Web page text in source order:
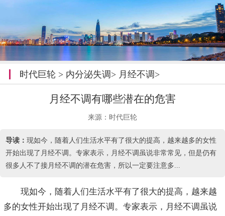
时代巨轮 > 内分泌失调> 月经不调>
月经不调有哪些潜在的危害
来源：时代巨轮
导读： 现如今，随着人们生活水平有了很大的提高，越来越多的女性
开始出现了月经不调。专家表示，月经不调虽说非常常见，但是仍有
很多人不了接月经不调的潜在危害，所以一定要注意多...
现如今，随着人们生活水平有了很大的提高，越来越
多的女性开始出现了月经不调。专家表示，月经不调虽说